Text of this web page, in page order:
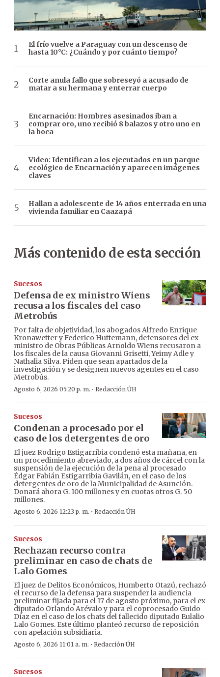
El frío vuelve a Paraguay con un descenso de
hasta 10°C: ¿Cuándo y por cuánto tiempo?
Corte anula fallo que sobreseyó a acusado de
matar a su hermana y enterrar cuerpo
Encarnación: Hombres asesinados iban a
comprar oro, uno recibió 8 balazos y otro uno en
la boca
Video: Identifican a los ejecutados en un parque
ecológico de Encarnación y aparecen imágenes
claves
Hallan a adolescente de 14 años enterrada en una
vivienda familiar en Caazapá
Más contenido de esta sección
Sucesos
Defensa de ex ministro Wiens
recusa a los fiscales del caso
Metrobús
Por falta de objetividad, los abogados Alfredo Enrique
Kronawetter y Federico Huttemann, defensores del ex
ministro de Obras Públicas Arnoldo Wiens recusaron a
los fiscales de la causa Giovanni Grisetti, Yeimy Adle y
Nathalia Silva. Piden que sean apartados de la
investigación y se designen nuevos agentes en el caso
Metrobús.
Agosto 6, 2026 05:20 p. m. · Redacción ÚH
Sucesos
Condenan a procesado por el
caso de los detergentes de oro
El juez Rodrigo Estigarribia condenó esta mañana, en
un procedimiento abreviado, a dos años de cárcel con la
suspensión de la ejecución de la pena al procesado
Édgar Fabián Estigarribia Gavilán, en el caso de los
detergentes de oro de la Municipalidad de Asunción.
Donará ahora G. 100 millones y en cuotas otros G. 50
millones.
Agosto 6, 2026 12:23 p. m. · Redacción ÚH
Sucesos
Rechazan recurso contra
preliminar en caso de chats de
Lalo Gomes
El juez de Delitos Económicos, Humberto Otazú, rechazó
el recurso de la defensa para suspender la audiencia
preliminar fijada para el 17 de agosto próximo, para el ex
diputado Orlando Arévalo y para el coprocesado Guido
Díaz en el caso de los chats del fallecido diputado Eulalio
Lalo Gomes. Este último planteó recurso de reposición
con apelación subsidiaria.
Agosto 6, 2026 11:01 a. m. · Redacción ÚH
Sucesos